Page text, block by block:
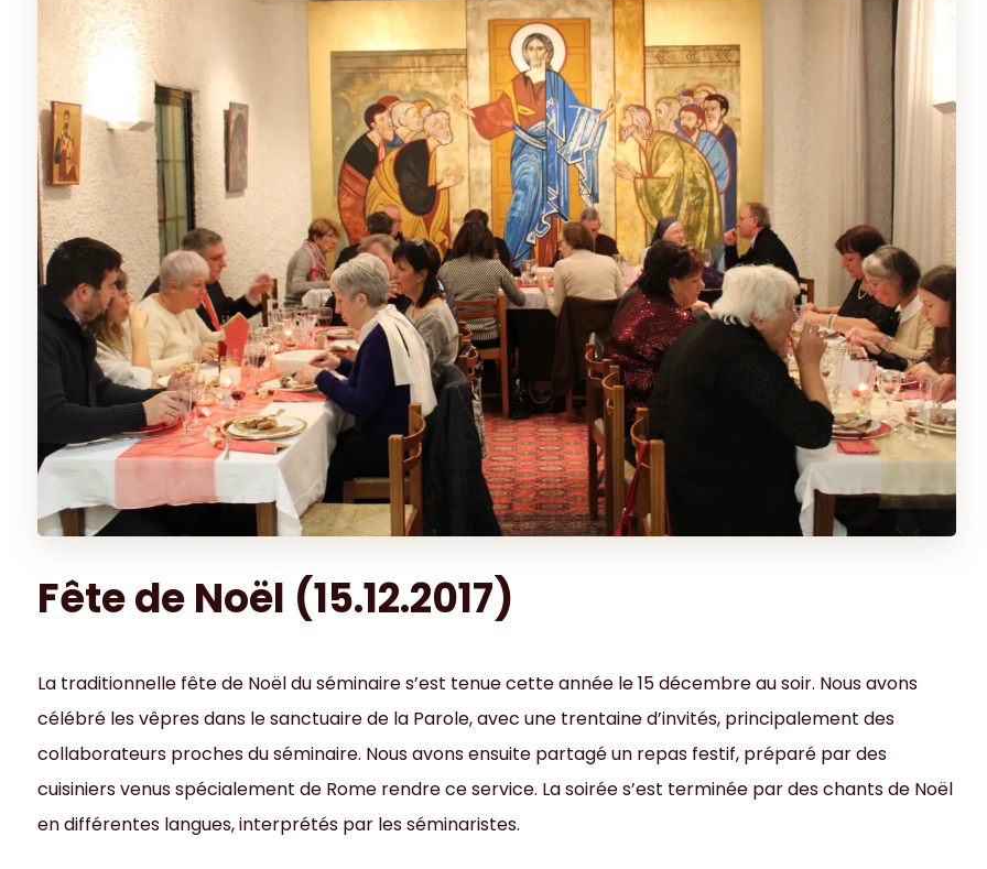
Fête de Noël (15.12.2017)
La traditionnelle fête de Noël du séminaire s’est tenue cette année le 15 décembre au soir. Nous avons
célébré les vêpres dans le sanctuaire de la Parole, avec une trentaine d’invités, principalement des
collaborateurs proches du séminaire. Nous avons ensuite partagé un repas festif, préparé par des
cuisiniers venus spécialement de Rome rendre ce service. La soirée s’est terminée par des chants de Noël
en différentes langues, interprétés par les séminaristes.